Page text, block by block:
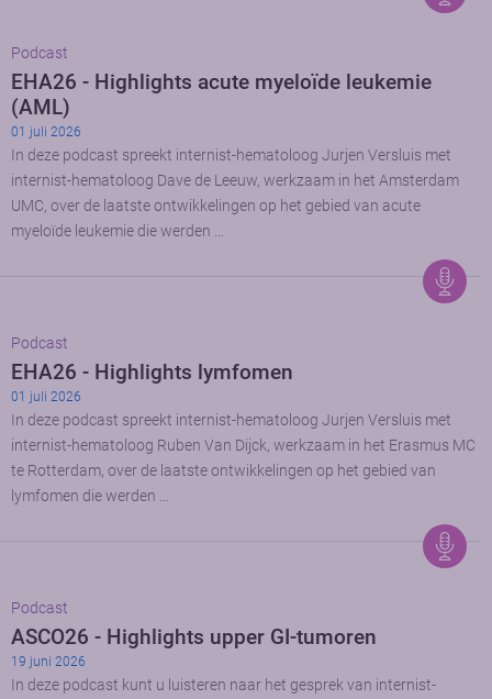
Podcast
EHA26 - Highlights acute myeloïde leukemie
(AML)
01 juli 2026
In deze podcast spreekt internist-hematoloog Jurjen Versluis met
internist-hematoloog Dave de Leeuw, werkzaam in het Amsterdam
UMC, over de laatste ontwikkelingen op het gebied van acute
myeloïde leukemie die werden …
Podcast
EHA26 - Highlights lymfomen
01 juli 2026
In deze podcast spreekt internist-hematoloog Jurjen Versluis met
internist-hematoloog Ruben Van Dijck, werkzaam in het Erasmus MC
te Rotterdam, over de laatste ontwikkelingen op het gebied van
lymfomen die werden …
Podcast
ASCO26 - Highlights upper GI-tumoren
19 juni 2026
In deze podcast kunt u luisteren naar het gesprek van internist-